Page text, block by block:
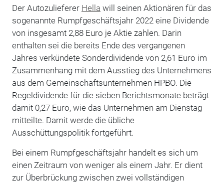
Der Autozulieferer Hella will seinen Aktionären für das
sogenannte Rumpfgeschäftsjahr 2022 eine Dividende
von insgesamt 2,88 Euro je Aktie zahlen. Darin
enthalten sei die bereits Ende des vergangenen
Jahres verkündete Sonderdividende von 2,61 Euro im
Zusammenhang mit dem Ausstieg des Unternehmens
aus dem Gemeinschaftsunternehmen HPBO. Die
Regeldividende für die sieben Berichtsmonate beträgt
damit 0,27 Euro, wie das Unternehmen am Dienstag
mitteilte. Damit werde die übliche
Ausschüttungspolitik fortgeführt.
Bei einem Rumpfgeschäftsjahr handelt es sich um
einen Zeitraum von weniger als einem Jahr. Er dient
zur Überbrückung zwischen zwei vollständigen